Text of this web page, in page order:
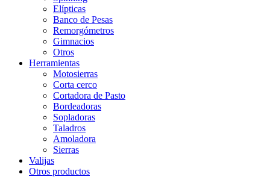
Elípticas
Banco de Pesas
Remorgómetros
Gimnacios
Otros
Herramientas
Motosierras
Corta cerco
Cortadora de Pasto
Bordeadoras
Sopladoras
Taladros
Amoladora
Sierras
Valijas
Otros productos